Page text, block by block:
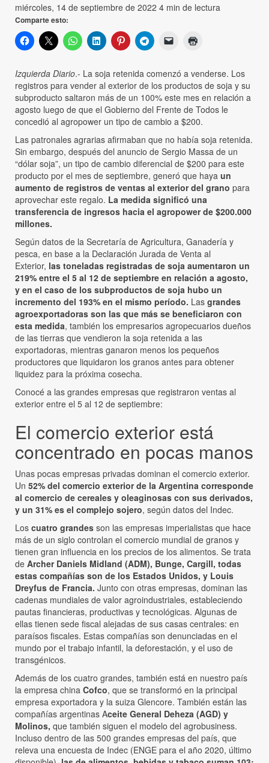
miércoles, 14 de septiembre de 2022 4 min de lectura
Comparte esto:
Izquierda Diario.- La soja retenida comenzó a venderse. Los
registros para vender al exterior de los productos de soja y su
subproducto saltaron más de un 100% este mes en relación a
agosto luego de que el Gobierno del Frente de Todos le
concedió al agropower un tipo de cambio a $200.
Las patronales agrarias afirmaban que no había soja retenida.
Sin embargo, después del anuncio de Sergio Massa de un
“dólar soja”, un tipo de cambio diferencial de $200 para este
producto por el mes de septiembre, generó que haya un
aumento de registros de ventas al exterior del grano para
aprovechar este regalo. La medida significó una
transferencia de ingresos hacia el agropower de $200.000
millones.
Según datos de la Secretaría de Agricultura, Ganadería y
pesca, en base a la Declaración Jurada de Venta al
Exterior, las toneladas registradas de soja aumentaron un
219% entre el 5 al 12 de septiembre en relación a agosto,
y en el caso de los subproductos de soja hubo un
incremento del 193% en el mismo período. Las grandes
agroexportadoras son las que más se beneficiaron con
esta medida, también los empresarios agropecuarios dueños
de las tierras que vendieron la soja retenida a las
exportadoras, mientras ganaron menos los pequeños
productores que liquidaron los granos antes para obtener
liquidez para la próxima cosecha.
Conocé a las grandes empresas que registraron ventas al
exterior entre el 5 al 12 de septiembre:
El comercio exterior está
concentrado en pocas manos
Unas pocas empresas privadas dominan el comercio exterior.
Un 52% del comercio exterior de la Argentina corresponde
al comercio de cereales y oleaginosas con sus derivados,
y un 31% es el complejo sojero, según datos del Indec.
Los cuatro grandes son las empresas imperialistas que hace
más de un siglo controlan el comercio mundial de granos y
tienen gran influencia en los precios de los alimentos. Se trata
de Archer Daniels Midland (ADM), Bunge, Cargill, todas
estas compañías son de los Estados Unidos, y Louis
Dreyfus de Francia. Junto con otras empresas, dominan las
cadenas mundiales de valor agroindustriales, estableciendo
pautas financieras, productivas y tecnológicas. Algunas de
ellas tienen sede fiscal alejadas de sus casas centrales: en
paraísos fiscales. Estas compañías son denunciadas en el
mundo por el trabajo infantil, la deforestación, y el uso de
transgénicos.
Además de los cuatro grandes, también está en nuestro país
la empresa china Cofco, que se transformó en la principal
empresa exportadora y la suiza Glencore. También están las
compañías argentinas Aceite General Deheza (AGD) y
Molinos, que también siguen el modelo del agrobusiness.
Incluso dentro de las 500 grandes empresas del país, que
releva una encuesta de Indec (ENGE para el año 2020, último